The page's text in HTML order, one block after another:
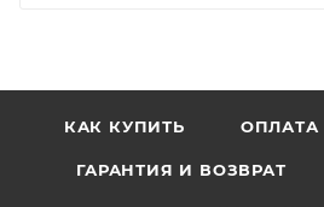
КАК КУПИТЬ ОПЛАТА
ГАРАНТИЯ И ВОЗВРАТ